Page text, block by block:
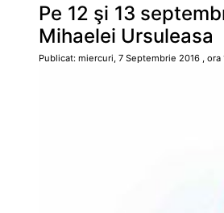
Pe 12 şi 13
Mihaelei Ursuleasa
Publicat: miercuri, 7 Septembrie 2016 , ora